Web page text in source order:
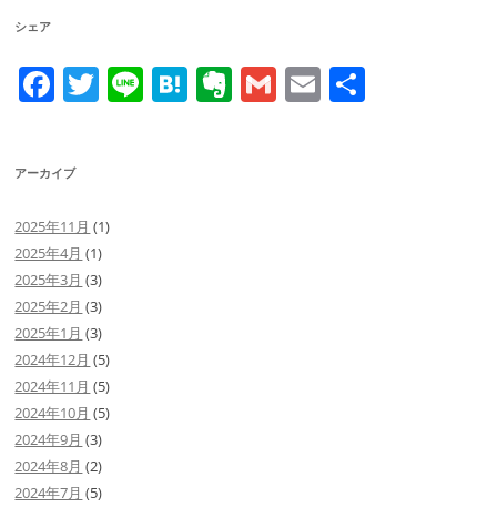
シェア
F
c
e
b
o
o
k
T Li H E G E
アーカイブ
2025年11月 (1)
2025年4月 (1)
2025年3月 (3)
2025年2月 (3)
2025年1月 (3)
2024年12月 (5)
2024年11月 (5)
2024年10月 (5)
2024年9月 (3)
2024年8月 (2)
2024年7月 (5)